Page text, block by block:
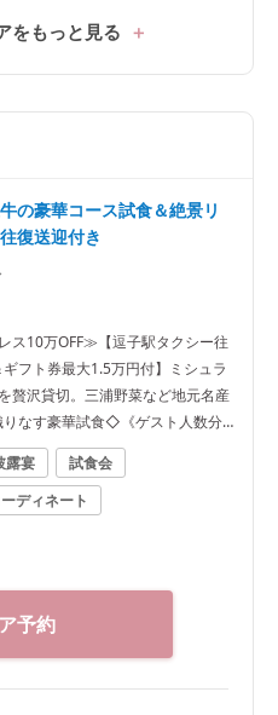
をもっと見る
の豪華コース試食＆絶景リ
復送迎付き
ス10万OFF≫【逗子駅タクシー往
フト券最大1.5万円付】ミシュラ
贅沢貸切。三浦野菜など地元名産
りなす豪華試食◇《ゲスト人数分
特典も有》
露宴
試食会
ディネート
予約